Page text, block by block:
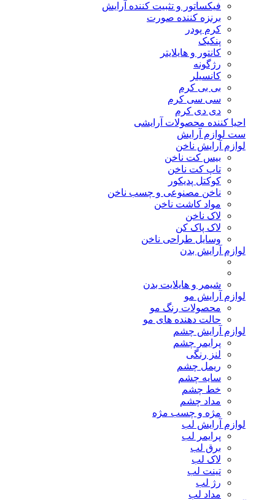
فیکساتور و تثبیت کننده آرایش
برنزه کننده صورت
کرم پودر
پنکیک
کانتور و هایلایتر
رژگونه
کانسیلر
بی بی کرم
سی سی کرم
دی دی کرم
احیا کننده محصولات آرایشی
ست لوازم آرایش
لوازم آرایش ناخن
بیس کت ناخن
تاپ کت ناخن
کوکتل پدیکور
ناخن مصنوعی و چسب ناخن
مواد کاشت ناخن
لاک ناخن
لاک پاک کن
وسایل طراحی ناخن
لوازم آرایش بدن
شیمر و هایلایت بدن
لوازم آرایش مو
محصولات رنگ مو
حالت دهنده های مو
لوازم آرایش چشم
پرایمر چشم
لنز رنگی
ریمل چشم
سایه چشم
خط چشم
مداد چشم
مژه و چسب مژه
لوازم آرایش لب
پرایمر لب
برق لب
لاک لب
تینت لب
رژ لب
مداد لب